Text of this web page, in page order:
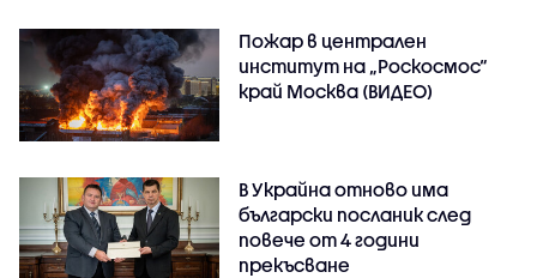
Пожар в централен
институт на „Роскосмос“
край Москва (ВИДЕО)
В Украйна отново има
български посланик след
повече от 4 години
прекъсване